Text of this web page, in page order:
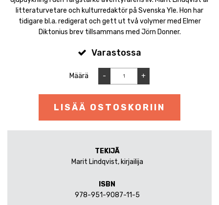
litteraturvetare och kulturredaktör på Svenska Yle. Hon har
tidigare bl.a. redigerat och gett ut två volymer med Elmer
Diktonius brev tillsammans med Jörn Donner.
Varastossa
Määrä - +
LISÄÄ OSTOSKORIIN
TEKIJÄ
Marit Lindqvist, kirjailija
ISBN
978-951-9087-11-5